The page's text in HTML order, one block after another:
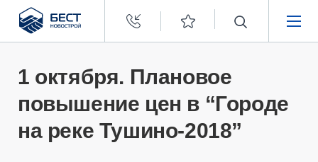
Бест
Новострой
ПОКУПАТЕЛЯМ
ЗАСТРОЙЩИКАМ
1 октября. Плановое
повышение цен в “Городе
на реке Тушино-2018”